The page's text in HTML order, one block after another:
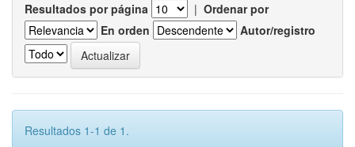
Resultados por página | Ordenar por
En orden
Autor/registro
Resultados 1-1 de 1.